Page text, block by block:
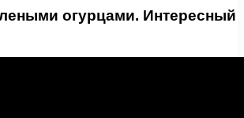
огурцами. Интересный